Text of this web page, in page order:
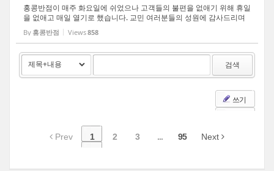
홍콩반점이 매주 화요일에 쉬었으나 고객들의 불편을 없애기 위해 휴일
을 없애고 매일 열기로 했습니다. 교민 여러분들의 성원에 감사드리며
더욱 더 열심히 일하겠습니다. Paik's Noodle(홍콩반점) 5032 N. High
St. Columbus, OH 43214 614)505-0242
By 홍콩반점 Views858
검색
쓰기
Prev 1 2 3 ... 95 Next